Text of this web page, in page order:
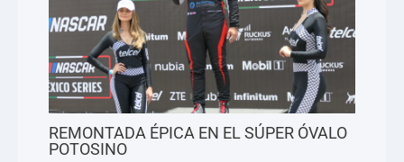
REMONTADA ÉPICA EN EL SÚPER ÓVALO
POTOSINO